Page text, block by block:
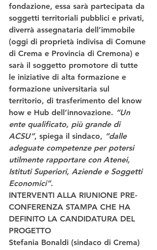
fondazione, essa sarà partecipata da
soggetti territoriali pubblici e privati,
diverrà assegnataria dell’immobile
(oggi di proprietà indivisa di Comune
di Crema e Provincia di Cremona) e
sarà il soggetto promotore di tutte
le iniziative di alta formazione e
formazione universitaria sul
territorio, di trasferimento del know
how e Hub dell’innovazione. “Un
ente qualificato, più grande di
ACSU”, spiega il sindaco, “dalle
adeguate competenze per potersi
utilmente rapportare con Atenei,
Istituti Superiori, Aziende e Soggetti
Economici”.
INTERVENTI ALLA RIUNIONE PRE-
CONFERENZA STAMPA CHE HA
DEFINITO LA CANDIDATURA DEL
PROGETTO
Stefania Bonaldi (sindaco di Crema)